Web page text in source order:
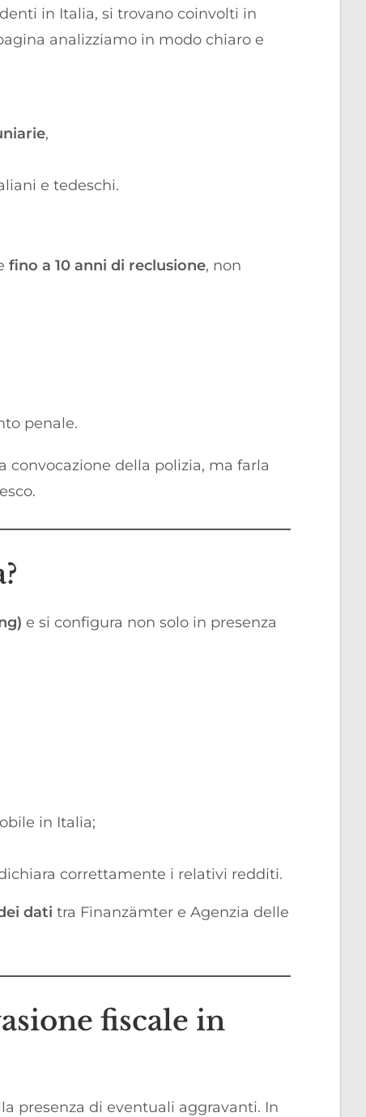
in Italia, si trovano coinvolti in
analizziamo in modo chiaro e
,
e tedeschi.
fino a 10 anni di reclusione, non
penale.
convocazione della polizia, ma farla
e si configura non solo in presenza
in Italia;
correttamente i relativi redditi.
dati tra Finanzämter e Agenzia delle
fiscale in
presenza di eventuali aggravanti. In